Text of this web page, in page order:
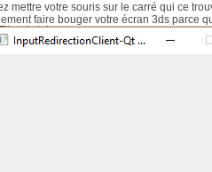
mettre votre souris sur le carré qui ce
faire bouger votre écran 3ds parce